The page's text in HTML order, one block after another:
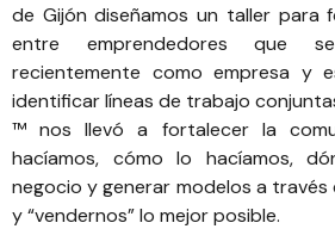
de Gijón diseñamos un taller para
entre emprendedores que
recientemente como empresa y
identificar líneas de trabajo
™ nos llevó a fortalecer la
hacíamos, cómo lo hacíamos,
negocio y generar modelos a
y “vendernos” lo mejor posible.